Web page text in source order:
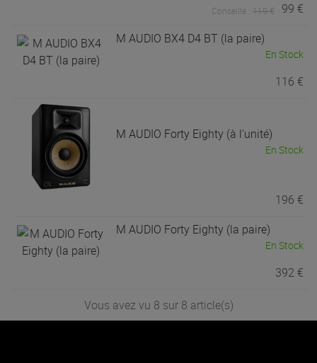
Conseillé : 119 €
99 €
M AUDIO BX4 D4 BT (la paire)
En Stock
116 €
M AUDIO Forty Eighty (à l'unité)
En Stock
196 €
M AUDIO Forty Eighty (la paire)
En Stock
392 €
Vous avez vu 8 sur 8 article(s)